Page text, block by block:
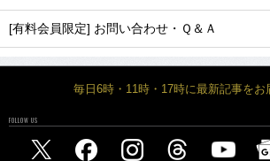
[有料会員限定] お問い合わせ・Ｑ＆Ａ
毎日6時・11時・17時に最新記事をお
FOLLOW US